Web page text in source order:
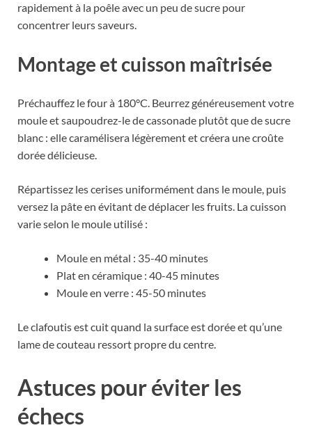
rapidement à la poêle avec un peu de sucre pour
concentrer leurs saveurs.
Montage et cuisson maîtrisée
Préchauffez le four à 180°C. Beurrez généreusement votre
moule et saupoudrez-le de cassonade plutôt que de sucre
blanc : elle caramélisera légèrement et créera une croûte
dorée délicieuse.
Répartissez les cerises uniformément dans le moule, puis
versez la pâte en évitant de déplacer les fruits. La cuisson
varie selon le moule utilisé :
Moule en métal : 35-40 minutes
Plat en céramique : 40-45 minutes
Moule en verre : 45-50 minutes
Le clafoutis est cuit quand la surface est dorée et qu’une
lame de couteau ressort propre du centre.
Astuces pour éviter les
échecs